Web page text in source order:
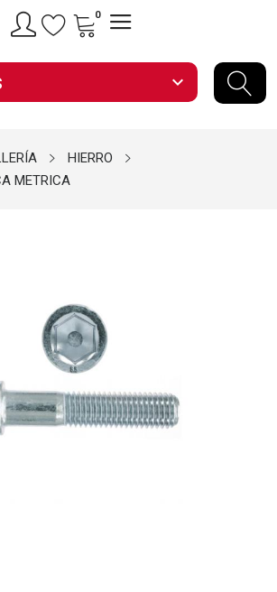
0
expand_more
HIERRO
METRICA